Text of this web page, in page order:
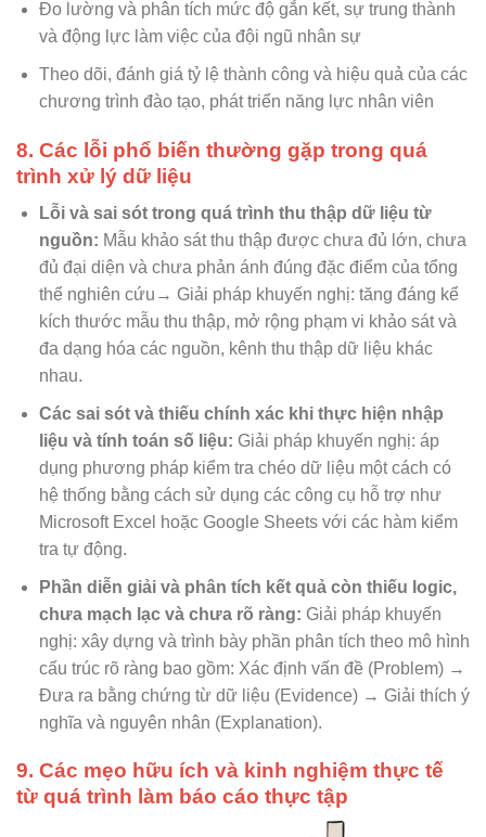
Đo lường và phân tích mức độ gắn kết, sự trung thành
và động lực làm việc của đội ngũ nhân sự
Theo dõi, đánh giá tỷ lệ thành công và hiệu quả của các
chương trình đào tạo, phát triển năng lực nhân viên
8. Các lỗi phổ biến thường gặp trong quá
trình xử lý dữ liệu
Lỗi và sai sót trong quá trình thu thập dữ liệu từ
nguồn: Mẫu khảo sát thu thập được chưa đủ lớn, chưa
đủ đại diện và chưa phản ánh đúng đặc điểm của tổng
thể nghiên cứu→ Giải pháp khuyến nghị: tăng đáng kể
kích thước mẫu thu thập, mở rộng phạm vi khảo sát và
đa dạng hóa các nguồn, kênh thu thập dữ liệu khác
nhau.
Các sai sót và thiếu chính xác khi thực hiện nhập
liệu và tính toán số liệu: Giải pháp khuyến nghị: áp
dụng phương pháp kiểm tra chéo dữ liệu một cách có
hệ thống bằng cách sử dụng các công cụ hỗ trợ như
Microsoft Excel hoặc Google Sheets với các hàm kiểm
tra tự động.
Phần diễn giải và phân tích kết quả còn thiếu logic,
chưa mạch lạc và chưa rõ ràng: Giải pháp khuyến
nghị: xây dựng và trình bày phần phân tích theo mô hình
cấu trúc rõ ràng bao gồm: Xác định vấn đề (Problem) →
Đưa ra bằng chứng từ dữ liệu (Evidence) → Giải thích ý
nghĩa và nguyên nhân (Explanation).
9. Các mẹo hữu ích và kinh nghiệm thực tế
từ quá trình làm báo cáo thực tập